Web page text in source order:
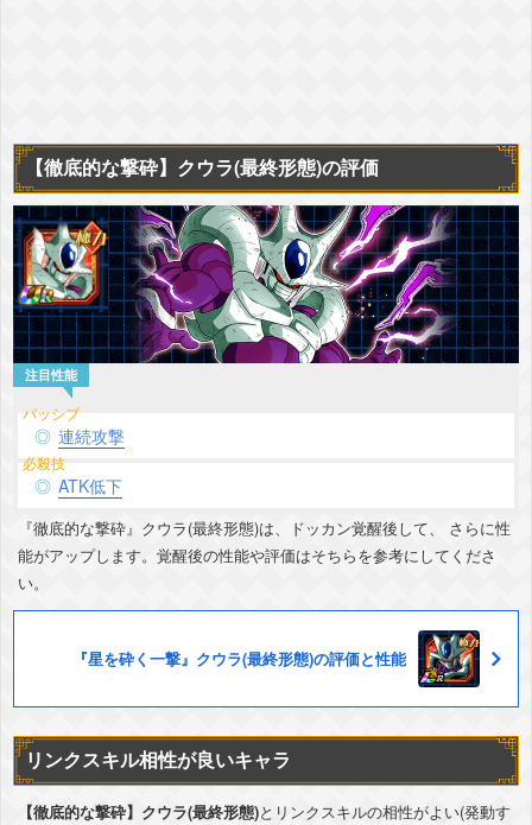
【徹底的な撃砕】クウラ(最終形態)の評価
連続攻撃
ATK低下
『徹底的な撃砕』クウラ(最終形態)は、ドッカン覚醒後して、 さらに性
能がアップします。覚醒後の性能や評価はそちらを参考にしてくださ
い。
『星を砕く一撃』クウラ(最終形態)の評価と性能
リンクスキル相性が良いキャラ
【徹底的な撃砕】クウラ(最終形態)とリンクスキルの相性がよい(発動す